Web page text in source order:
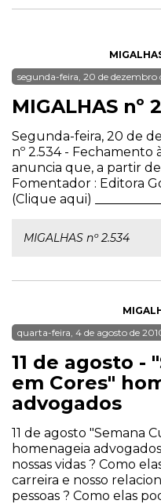
segunda-feira, 20 de dezembro
MIGALHAS nº
Segunda-feira, 20 de
nº 2.534 - Fechamento
anuncia que, a partir
Fomentador : Editora
(Clique aqui)
MIGALHAS nº 2.534
quarta-feira, 4 de agosto de
11 de agosto -
em Cores"
advogados
11 de agosto "Semana
homenageia
nossas vidas ? Como
carreira e nosso
pessoas ? Como elas